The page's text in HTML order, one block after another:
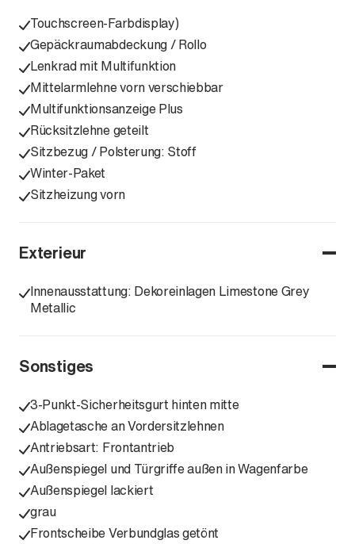
Touchscreen-Farbdisplay)
Gepäckraumabdeckung / Rollo
Lenkrad mit Multifunktion
Mittelarmlehne vorn verschiebbar
Multifunktionsanzeige Plus
Rücksitzlehne geteilt
Sitzbezug / Polsterung: Stoff
Winter-Paket
Sitzheizung vorn
Exterieur
Innenausstattung: Dekoreinlagen Limestone Grey
Metallic
Sonstiges
3-Punkt-Sicherheitsgurt hinten mitte
Ablagetasche an Vordersitzlehnen
Antriebsart: Frontantrieb
Außenspiegel und Türgriffe außen in Wagenfarbe
Außenspiegel lackiert
grau
Frontscheibe Verbundglas getönt